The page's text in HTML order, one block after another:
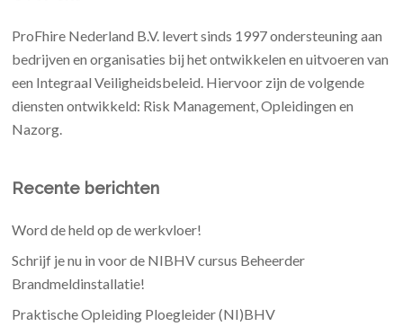
ProFhire Nederland B.V. levert sinds 1997 ondersteuning aan
bedrijven en organisaties bij het ontwikkelen en uitvoeren van
een Integraal Veiligheidsbeleid. Hiervoor zijn de volgende
diensten ontwikkeld: Risk Management, Opleidingen en
Nazorg.
Recente berichten
Word de held op de werkvloer!
Schrijf je nu in voor de NIBHV cursus Beheerder
Brandmeldinstallatie!
Praktische Opleiding Ploegleider (NI)BHV